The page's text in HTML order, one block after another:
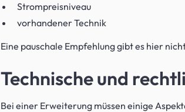
Strompreisniveau
vorhandener Technik
Eine pauschale Empfehlung gibt es hier
Technische und
Bei einer Erweiterung müssen einige